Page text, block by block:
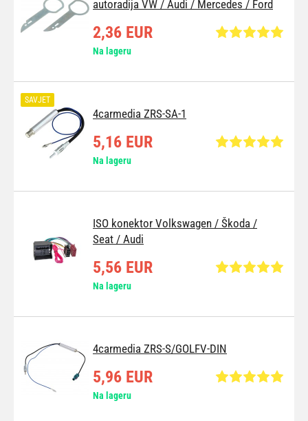
autoradija VW / Audi / Mercedes / Ford
2,36 EUR
Na lageru
4carmedia ZRS-SA-1
SAVJET
5,16 EUR
Na lageru
ISO konektor Volkswagen / Škoda /
Seat / Audi
5,56 EUR
Na lageru
4carmedia ZRS-S/GOLFV-DIN
5,96 EUR
Na lageru